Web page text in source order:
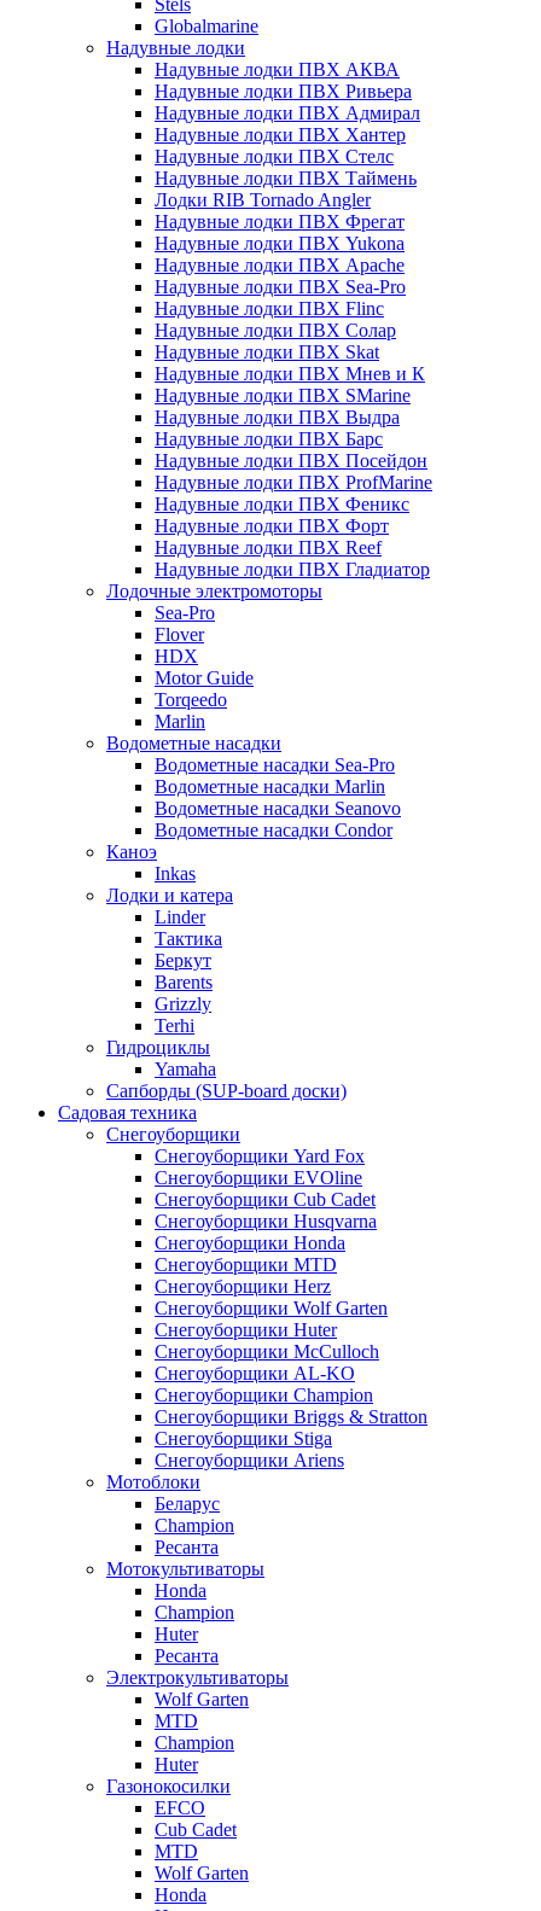
Stels
Globalmarine
Надувные лодки
Надувные лодки ПВХ АКВА
Надувные лодки ПВХ Ривьера
Надувные лодки ПВХ Адмирал
Надувные лодки ПВХ Хантер
Надувные лодки ПВХ Стелс
Надувные лодки ПВХ Таймень
Лодки RIB Tornado Angler
Надувные лодки ПВХ Фрегат
Надувные лодки ПВХ Yukona
Надувные лодки ПВХ Apache
Надувные лодки ПВХ Sea-Pro
Надувные лодки ПВХ Flinc
Надувные лодки ПВХ Солар
Надувные лодки ПВХ Skat
Надувные лодки ПВХ Мнев и К
Надувные лодки ПВХ SMarine
Надувные лодки ПВХ Выдра
Надувные лодки ПВХ Барс
Надувные лодки ПВХ Посейдон
Надувные лодки ПВХ ProfMarine
Надувные лодки ПВХ Феникс
Надувные лодки ПВХ Форт
Надувные лодки ПВХ Reef
Надувные лодки ПВХ Гладиатор
Лодочные электромоторы
Sea-Pro
Flover
HDX
Motor Guide
Torqeedo
Marlin
Водометные насадки
Водометные насадки Sea-Pro
Водометные насадки Marlin
Водометные насадки Seanovo
Водометные насадки Condor
Каноэ
Inkas
Лодки и катера
Linder
Тактика
Беркут
Barents
Grizzly
Terhi
Гидроциклы
Yamaha
Сапборды (SUP-board доски)
Садовая техника
Снегоуборщики
Снегоуборщики Yard Fox
Снегоуборщики EVOline
Снегоуборщики Cub Cadet
Снегоуборщики Husqvarna
Снегоуборщики Honda
Снегоуборщики MTD
Снегоуборщики Herz
Снегоуборщики Wolf Garten
Снегоуборщики Huter
Снегоуборщики McCulloch
Снегоуборщики AL-KO
Снегоуборщики Champion
Снегоуборщики Briggs & Stratton
Снегоуборщики Stiga
Снегоуборщики Ariens
Мотоблоки
Беларус
Champion
Ресанта
Мотокультиваторы
Honda
Champion
Huter
Ресанта
Электрокультиваторы
Wolf Garten
MTD
Champion
Huter
Газонокосилки
EFCO
Cub Cadet
MTD
Wolf Garten
Honda